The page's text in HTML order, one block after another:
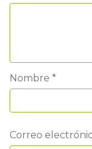
Nombre *
Correo